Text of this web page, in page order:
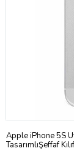
Apple iPhone 5S
TasarımlıŞeffaf Kılıf